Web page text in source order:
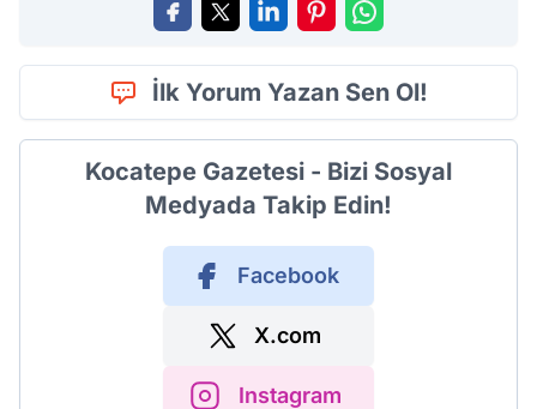
İlk Yorum Yazan Sen Ol!
Kocatepe Gazetesi - Bizi Sosyal
Medyada Takip Edin!
Facebook
X.com
Instagram